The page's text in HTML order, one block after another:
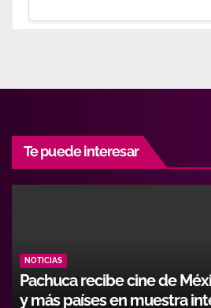
Te puede interesar
NOTICIAS
Pachuca recibe cine de
y más países en muestra